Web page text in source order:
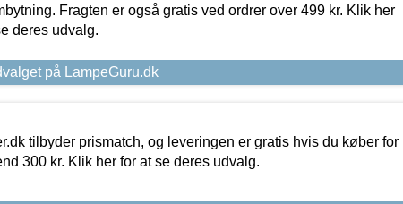
Fragten er også gratis ved ordrer over 499 kr. Klik her
deres udvalg.
på LampeGuru.dk
tilbyder prismatch, og leveringen er gratis hvis du køber for
300 kr. Klik her for at se deres udvalg.